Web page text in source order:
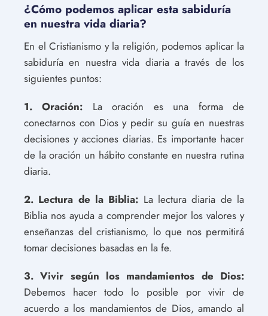
¿Cómo podemos aplicar esta sabiduría
en nuestra vida diaria?
En el Cristianismo y la religión, podemos aplicar la
sabiduría en nuestra vida diaria a través de los
siguientes puntos:
1. Oración: La oración es una forma de
conectarnos con Dios y pedir su guía en nuestras
decisiones y acciones diarias. Es importante hacer
de la oración un hábito constante en nuestra rutina
diaria.
2. Lectura de la Biblia: La lectura diaria de la
Biblia nos ayuda a comprender mejor los valores y
enseñanzas del cristianismo, lo que nos permitirá
tomar decisiones basadas en la fe.
3. Vivir según los mandamientos de Dios:
Debemos hacer todo lo posible por vivir de
acuerdo a los mandamientos de Dios, amando al